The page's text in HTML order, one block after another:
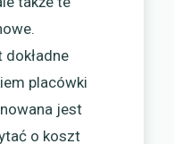
placówki
jest
o koszt